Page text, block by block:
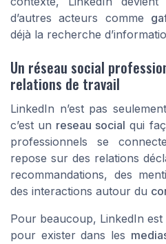
d’autres acteurs comme
déjà la recherche
Un réseau social
relations de travail
LinkedIn n’est pas
c’est un reseau social qui
professionnels se
repose sur des relations
recommandations, des
des interactions autour du
Pour beaucoup, LinkedIn
pour exister dans les